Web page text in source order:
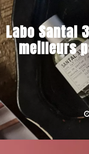
Labo Santal
meilleurs